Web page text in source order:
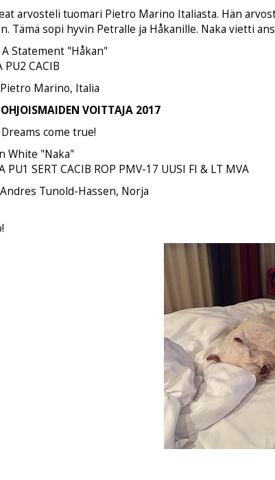
arvosteli tuomari Pietro Marino Italiasta. Hän
Tämä sopi hyvin Petralle ja Håkanille. Naka vietti
Statement "Håkan"
PU2 CACIB
Marino, Italia
VOITTAJA 2017
come true!
White "Naka"
PU1 SERT CACIB ROP PMV-17 UUSI FI & LT MVA
Tunold-Hassen, Norja